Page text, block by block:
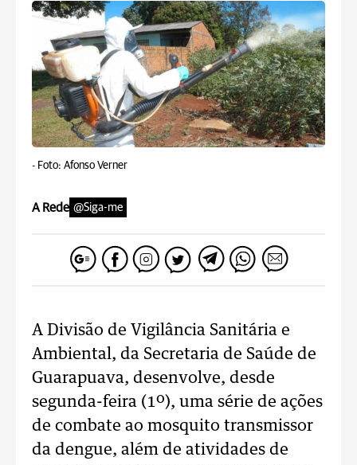
- Foto: Afonso Verner
A Rede @Siga-me
A Divisão de Vigilância Sanitária e
Ambiental, da Secretaria de Saúde de
Guarapuava, desenvolve, desde
segunda-feira (1º), uma série de ações
de combate ao mosquito transmissor
da dengue, além de atividades de